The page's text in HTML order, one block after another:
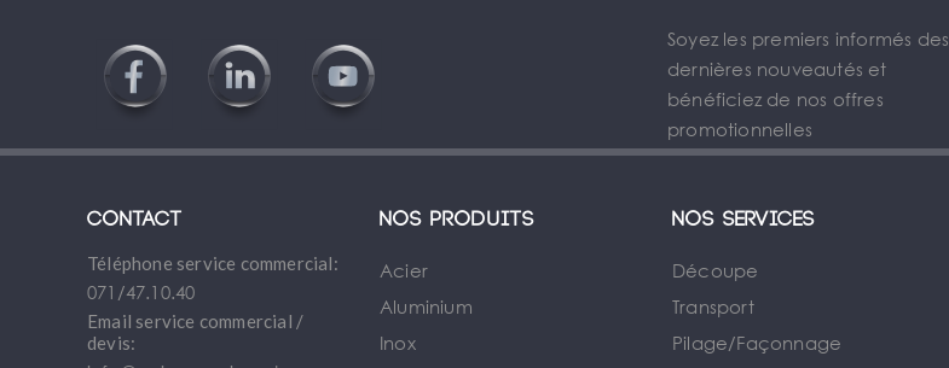
Soyez les premiers informés des
dernières nouveautés et
bénéficiez de nos offres
promotionnelles
Contact
Téléphone service commercial:
071/47.10.40
Email service commercial /
devis:
Nos produits
Acier
Aluminium
Inox
Nos services
Découpe
Transport
Pilage/Façonnage